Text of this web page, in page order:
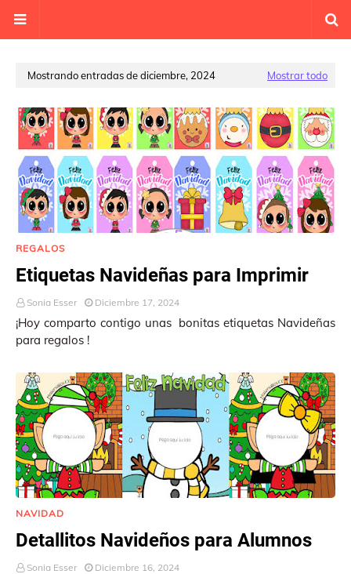
Mostrando entradas de diciembre, 2024 Mostrar todo
REGALOS
Etiquetas Navideñas para Imprimir
Sonia Esser Diciembre 17, 2024
¡Hoy comparto contigo unas bonitas etiquetas Navideñas
para regalos !
NAVIDAD
Detallitos Navideños para Alumnos
Sonia Esser Diciembre 16, 2024